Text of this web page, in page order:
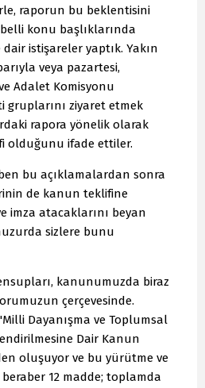
raporun bu beklentisini
konu başlıklarında
istişareler yaptık. Yakın
veya pazartesi,
Adalet Komisyonu
gruplarını ziyaret etmek
rapora yönelik olarak
olduğunu ifade ettiler.
bu açıklamalardan sonra
de kanun teklifine
imza atacaklarını beyan
sizlere bunu
kanunumuzda biraz
çerçevesinde.
Dayanışma ve Toplumsal
Dair Kanun
oluşuyor ve bu yürütme ve
12 madde; toplamda